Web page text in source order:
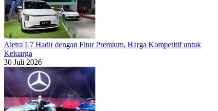
Aletra L7 Hadir dengan Fitur Premium, Harga Kompetitif untuk
Keluarga
30 Juli 2026